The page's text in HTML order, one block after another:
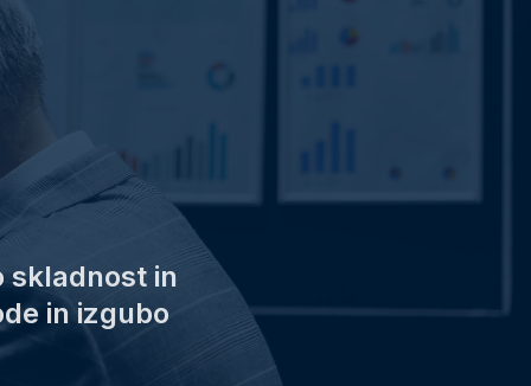
skladnost in
in izgubo